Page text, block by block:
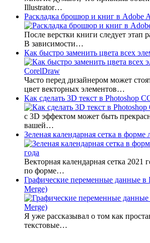
Illustrator…
Раскладка брошюр и книг в Adobe
После верстки книги следует этап
В зависимости…
Как быстро заменить цвета всех
Часто перед дизайнером может
цвет векторных элементов…
Как сделать 3D текст в Photoshop
с 3D эффектом может быть
вашей…
Зеленая календарная сетка в форме
Векторная календарная сетка 2021
по форме…
Графические переменные данные в
Merge)
Я уже рассказывал о том как
текстовые…